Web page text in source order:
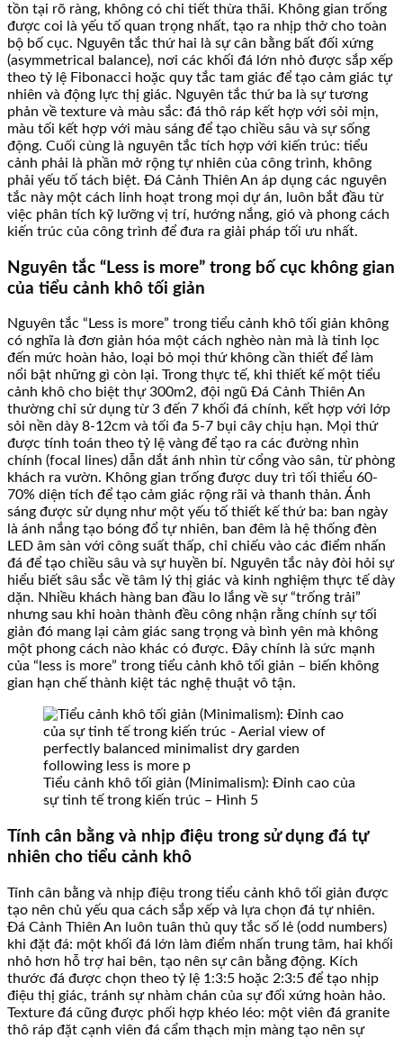
tồn tại rõ ràng, không có chi tiết thừa thãi. Không gian trống
được coi là yếu tố quan trọng nhất, tạo ra nhịp thở cho toàn
bộ bố cục. Nguyên tắc thứ hai là sự cân bằng bất đối xứng
(asymmetrical balance), nơi các khối đá lớn nhỏ được sắp xếp
theo tỷ lệ Fibonacci hoặc quy tắc tam giác để tạo cảm giác tự
nhiên và động lực thị giác. Nguyên tắc thứ ba là sự tương
phản về texture và màu sắc: đá thô ráp kết hợp với sỏi mịn,
màu tối kết hợp với màu sáng để tạo chiều sâu và sự sống
động. Cuối cùng là nguyên tắc tích hợp với kiến trúc: tiểu
cảnh phải là phần mở rộng tự nhiên của công trình, không
phải yếu tố tách biệt. Đá Cảnh Thiên An áp dụng các nguyên
tắc này một cách linh hoạt trong mọi dự án, luôn bắt đầu từ
việc phân tích kỹ lưỡng vị trí, hướng nắng, gió và phong cách
kiến trúc của công trình để đưa ra giải pháp tối ưu nhất.
Nguyên tắc “Less is more” trong bố cục không gian
của tiểu cảnh khô tối giản
Nguyên tắc “Less is more” trong tiểu cảnh khô tối giản không
có nghĩa là đơn giản hóa một cách nghèo nàn mà là tinh lọc
đến mức hoàn hảo, loại bỏ mọi thứ không cần thiết để làm
nổi bật những gì còn lại. Trong thực tế, khi thiết kế một tiểu
cảnh khô cho biệt thự 300m2, đội ngũ Đá Cảnh Thiên An
thường chỉ sử dụng từ 3 đến 7 khối đá chính, kết hợp với lớp
sỏi nền dày 8-12cm và tối đa 5-7 bụi cây chịu hạn. Mọi thứ
được tính toán theo tỷ lệ vàng để tạo ra các đường nhìn
chính (focal lines) dẫn dắt ánh nhìn từ cổng vào sân, từ phòng
khách ra vườn. Không gian trống được duy trì tối thiểu 60-
70% diện tích để tạo cảm giác rộng rãi và thanh thản. Ánh
sáng được sử dụng như một yếu tố thiết kế thứ ba: ban ngày
là ánh nắng tạo bóng đổ tự nhiên, ban đêm là hệ thống đèn
LED âm sàn với công suất thấp, chỉ chiếu vào các điểm nhấn
đá để tạo chiều sâu và sự huyền bí. Nguyên tắc này đòi hỏi sự
hiểu biết sâu sắc về tâm lý thị giác và kinh nghiệm thực tế dày
dặn. Nhiều khách hàng ban đầu lo lắng về sự “trống trải”
nhưng sau khi hoàn thành đều công nhận rằng chính sự tối
giản đó mang lại cảm giác sang trọng và bình yên mà không
một phong cách nào khác có được. Đây chính là sức mạnh
của “less is more” trong tiểu cảnh khô tối giản – biến không
gian hạn chế thành kiệt tác nghệ thuật vô tận.
Tiểu cảnh khô tối giản (Minimalism): Đỉnh cao của
sự tinh tế trong kiến trúc – Hình 5
Tính cân bằng và nhịp điệu trong sử dụng đá tự
nhiên cho tiểu cảnh khô
Tính cân bằng và nhịp điệu trong tiểu cảnh khô tối giản được
tạo nên chủ yếu qua cách sắp xếp và lựa chọn đá tự nhiên.
Đá Cảnh Thiên An luôn tuân thủ quy tắc số lẻ (odd numbers)
khi đặt đá: một khối đá lớn làm điểm nhấn trung tâm, hai khối
nhỏ hơn hỗ trợ hai bên, tạo nên sự cân bằng động. Kích
thước đá được chọn theo tỷ lệ 1:3:5 hoặc 2:3:5 để tạo nhịp
điệu thị giác, tránh sự nhàm chán của sự đối xứng hoàn hảo.
Texture đá cũng được phối hợp khéo léo: một viên đá granite
thô ráp đặt cạnh viên đá cẩm thạch mịn màng tạo nên sự